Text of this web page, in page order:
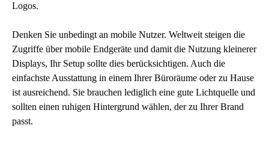
Logos.
Denken Sie unbedingt an mobile Nutzer. Weltweit steigen die
Zugriffe über mobile Endgeräte und damit die Nutzung kleinerer
Displays, Ihr Setup sollte dies berücksichtigen. Auch die
einfachste Ausstattung in einem Ihrer Büroräume oder zu Hause
ist ausreichend. Sie brauchen lediglich eine gute Lichtquelle und
sollten einen ruhigen Hintergrund wählen, der zu Ihrer Brand
passt.